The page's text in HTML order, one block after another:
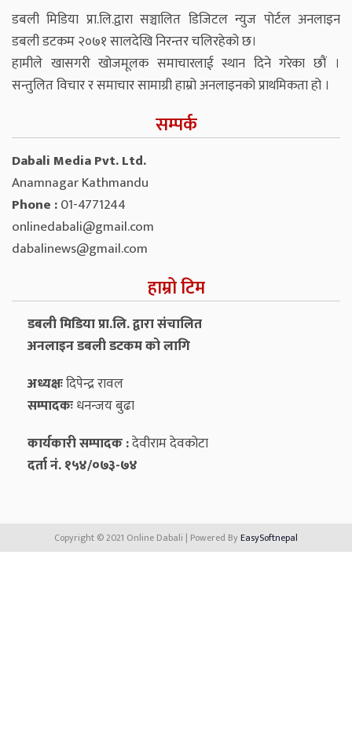
डबली मिडिया प्रा.लि.द्वारा सञ्चालित डिजिटल न्युज पोर्टल अनलाइन
डबली डटकम २०७१ सालदेखि निरन्तर चलिरहेको छ।
हामीले खासगरी खोजमूलक समाचारलाई स्थान दिने गरेका छौं ।
सन्तुलित विचार र समाचार सामाग्री हाम्रो अनलाइनको प्राथमिकता हो ।
सम्पर्क
Dabali Media Pvt. Ltd.
Anamnagar Kathmandu
Phone :01-4771244
onlinedabali@gmail.com
dabalinews@gmail.com
हाम्रो टिम
डबली मिडिया प्रा.लि. द्वारा संचालित
अनलाइन डबली डटकम को लागि
अध्यक्षःदिपेन्द्र रावल
सम्पादकःधनन्‍जय बुढा
कार्यकारी सम्पादक :देवीराम देवकोटा
दर्ता नं. १५४/०७३-७४
Copyright © 2021 Online Dabali | Powered ByEasySoftnepal